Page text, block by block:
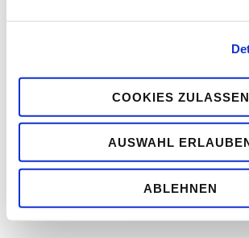
COOKIES ZULASSEN
AUSWAHL
ABLEHNEN